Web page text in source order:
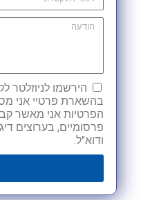
הירשמו לניוזלטר
בהשארת פרטיי אני
הפרטיות אני מאשר
פרסומיים, בערוצים
ודוא"ל.